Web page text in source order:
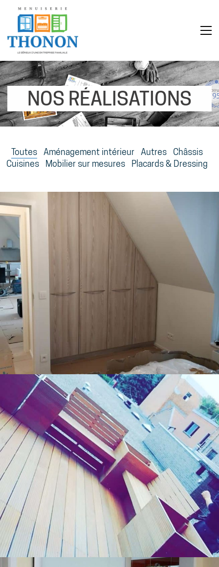
NOS RÉALISATIONS
Toutes Aménagement intérieur Autres
Châssis
Cuisines
Mobilier sur mesures Placards & Dressing